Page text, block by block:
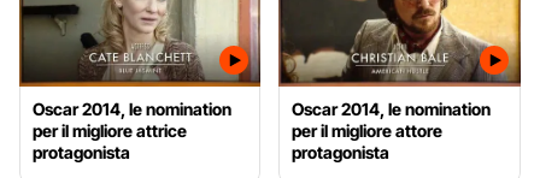
Oscar 2014, le nomination
per il migliore attrice
protagonista
Oscar 2014, le nomination
per il migliore attore
protagonista